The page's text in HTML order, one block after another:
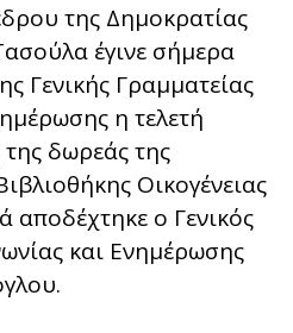
της Δημοκρατίας
έγινε σήμερα
Γενικής Γραμματείας
η τελετή
δωρεάς της
Οικογένειας
αποδέχτηκε ο Γενικός
και Ενημέρωσης